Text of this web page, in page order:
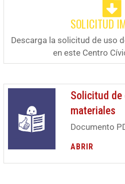
SOLICITUD
Descarga la solicitud de uso
en este Centro
Solicitud de
materiales
Documento
ABRIR